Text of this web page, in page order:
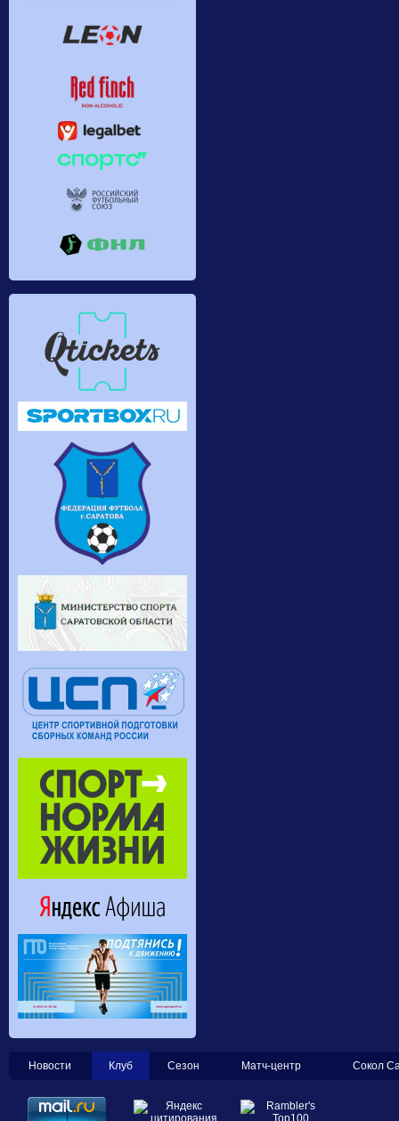
Новости Клуб Сезон Матч-центр Сокол